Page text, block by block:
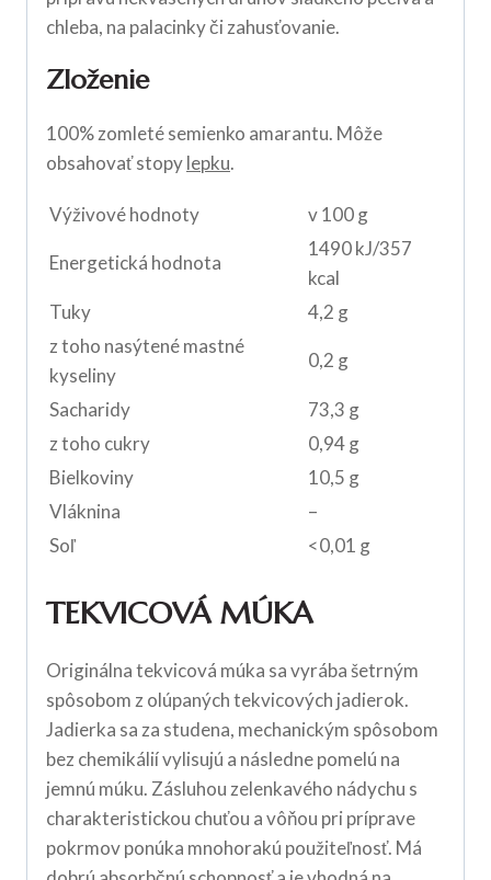
chleba, na palacinky či zahusťovanie.
Zloženie
100% zomleté semienko amarantu. Môže
obsahovať stopylepku.
Výživové hodnoty v 100 g
Energetická hodnota
1490 kJ/357
kcal
Tuky
4,2 g
z toho nasýtené mastné
kyseliny
0,2 g
Sacharidy
73,3 g
z toho cukry
0,94 g
Bielkoviny
10,5 g
Vláknina
–
Soľ
<0,01 g
TEKVICOVÁ MÚKA
Originálna tekvicová múka sa vyrába šetrným
spôsobom z olúpaných tekvicových jadierok.
Jadierka sa za studena, mechanickým spôsobom
bez chemikálií vylisujú a následne pomelú na
jemnú múku. Zásluhou zelenkavého nádychu s
charakteristickou chuťou a vôňou pri príprave
pokrmov ponúka mnohorakú použiteľnosť. Má